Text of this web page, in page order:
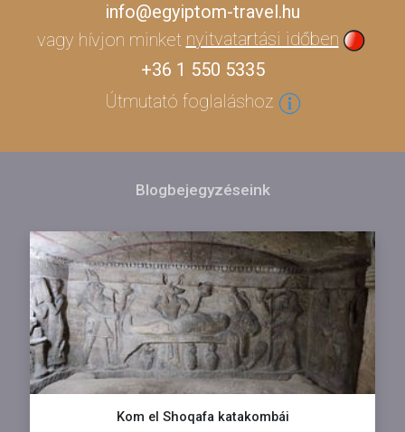
info@egyiptom-travel.hu
vagy hívjon minket nyitvatartási időben
+36 1 550 5335
Útmutató foglaláshoz
Blogbejegyzéseink
Kom el Shoqafa katakombái